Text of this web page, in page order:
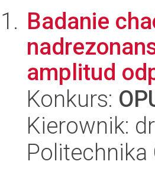
Badanie
amplitud
Konkurs:
Kierownik:
Politechnika